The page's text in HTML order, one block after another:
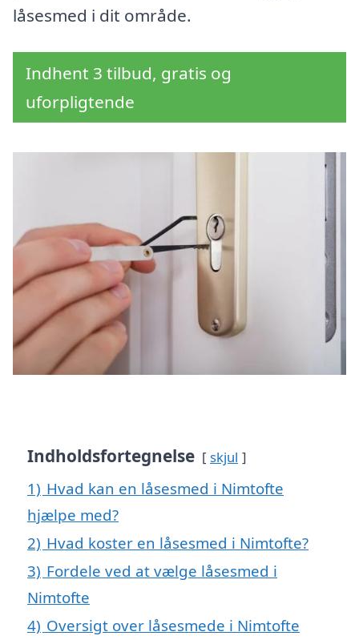
låsesmed i dit område.
Indhent 3 tilbud, gratis og
uforpligtende
Indholdsfortegnelse skjul
1) Hvad kan en låsesmed i Nimtofte
hjælpe med?
2) Hvad koster en låsesmed i Nimtofte?
3) Fordele ved at vælge låsesmed i
Nimtofte
4) Oversigt over låsesmede i Nimtofte